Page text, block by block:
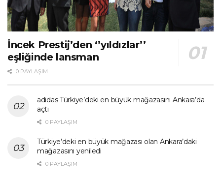
İncek Prestij’den ‘’yıldızlar’’
eşliğinde lansman
0 PAYLAŞIM
adidas Türkiye’deki en büyük mağazasını Ankara’da
açtı
0 PAYLAŞIM
Türkiye’deki en büyük mağazası olan Ankara’daki
mağazasını yeniledi
0 PAYLAŞIM